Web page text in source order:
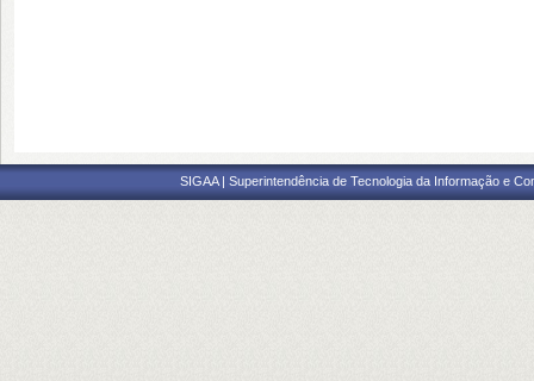
SIGAA | Superintendência de Tecnologia da Informação e